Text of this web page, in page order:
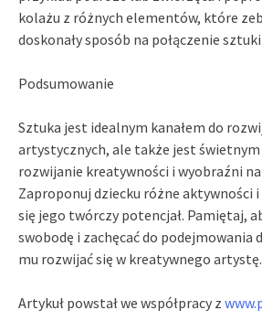
kolażu z różnych elementów, które
doskonały sposób na połączenie
Podsumowanie
Sztuka jest idealnym kanałem do
artystycznych, ale także jest
rozwijanie kreatywności i wyobraźni
Zaproponuj dziecku różne aktywności
się jego twórczy potencjał. Pamiętaj,
swobodę i zachęcać do podejmowania
mu rozwijać się w kreatywnego artystę.
Artykuł powstał we współpracy z